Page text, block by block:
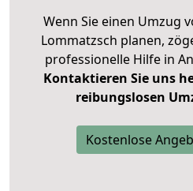
Wenn Sie einen Umzug
Lommatzsch planen,
professionelle Hilfe in
Kontaktieren Sie uns
reibungslosen
Kostenlose